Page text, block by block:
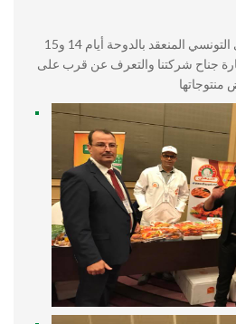
الملتقى الإقتصادي القطري التونسي المنعقد بالدوحة أيام 14 و15
بزيارة جناح شركتنا والتعرف عن قرب على